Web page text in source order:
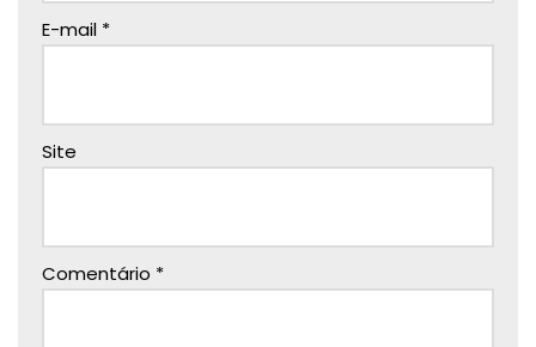
E-mail *
Site
Comentário *